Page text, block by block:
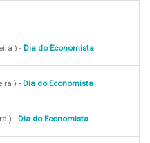
) - Dia do Economista
) - Dia do Economista
) - Dia do Economista